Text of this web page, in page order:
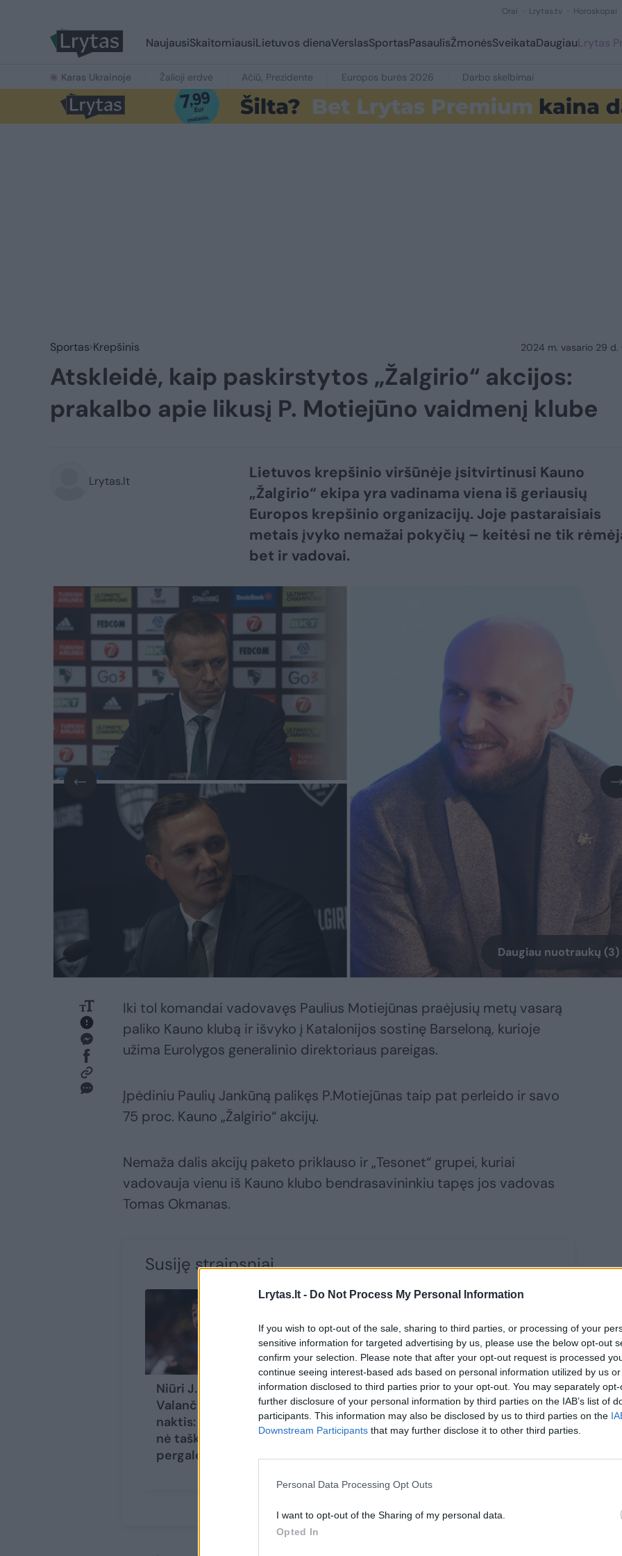
Lrytas.lt - Do Not Process My Personal Information
If you wish to opt-out of the sale, sharing to third parties, or processing of your
sensitive information for targeted advertising by us, please use the below opt-out
confirm your selection. Please note that after your opt-out request is processed
continue seeing interest-based ads based on personal information utilized by us
information disclosed to third parties prior to your opt-out. You may separately
further disclosure of your personal information by third parties on the IAB’s list of
participants. This information may also be disclosed by us to third parties on the
Downstream Participants that may further disclose it to other third parties.
Personal Data Processing Opt Outs
I want to opt-out of the Sharing of my personal data.
Opted In
Orai Lrytas.tv Horoskopai
NaujausiSkaitomiausiLietuvos dienaVerslasSportasPasaulisŽmonėsSveikataDaugiauLrytas
Karas Ukrainoje Žalioji erdvė Ačiū, Prezidente Europos burės 2026 Darbo skelbimai
Sportas Krepšinis 2024 m. vasario 29 d.
Atskleidė, kaip paskirstytos „Žalgirio“ akcijos:
prakalbo apie likusį P. Motiejūno vaidmenį klube
Lrytas.lt
Lietuvos krepšinio viršūnėje įsitvirtinusi Kauno
„Žalgirio“ ekipa yra vadinama viena iš geriausių
Europos krepšinio organizacijų. Joje pastaraisiais
metais įvyko nemažai pokyčių – keitėsi ne tik
bet ir vadovai.
Daugiau nuotraukų (3)
Iki tol komandai vadovavęs Paulius Motiejūnas praėjusių metų vasarą
paliko Kauno klubą ir išvyko į Katalonijos sostinę Barseloną, kurioje
užima Eurolygos generalinio direktoriaus pareigas.
Įpėdiniu Paulių Jankūną palikęs P.Motiejūnas taip pat perleido ir savo
75 proc. Kauno „Žalgirio“ akcijų.
Nemaža dalis akcijų paketo priklauso ir „Tesonet“ grupei, kuriai
vadovauja vienu iš Kauno klubo bendrasavininkiu tapęs jos vadovas
Tomas Okmanas.
Susiję straipsniai
Niūri J.
Valančiūno NBA
naktis: nepelnė
nė taško ir liko be
pergalės
Gimtadienį
aikštėje minėjęs
L. Dončičius
surengė
įspūdingą